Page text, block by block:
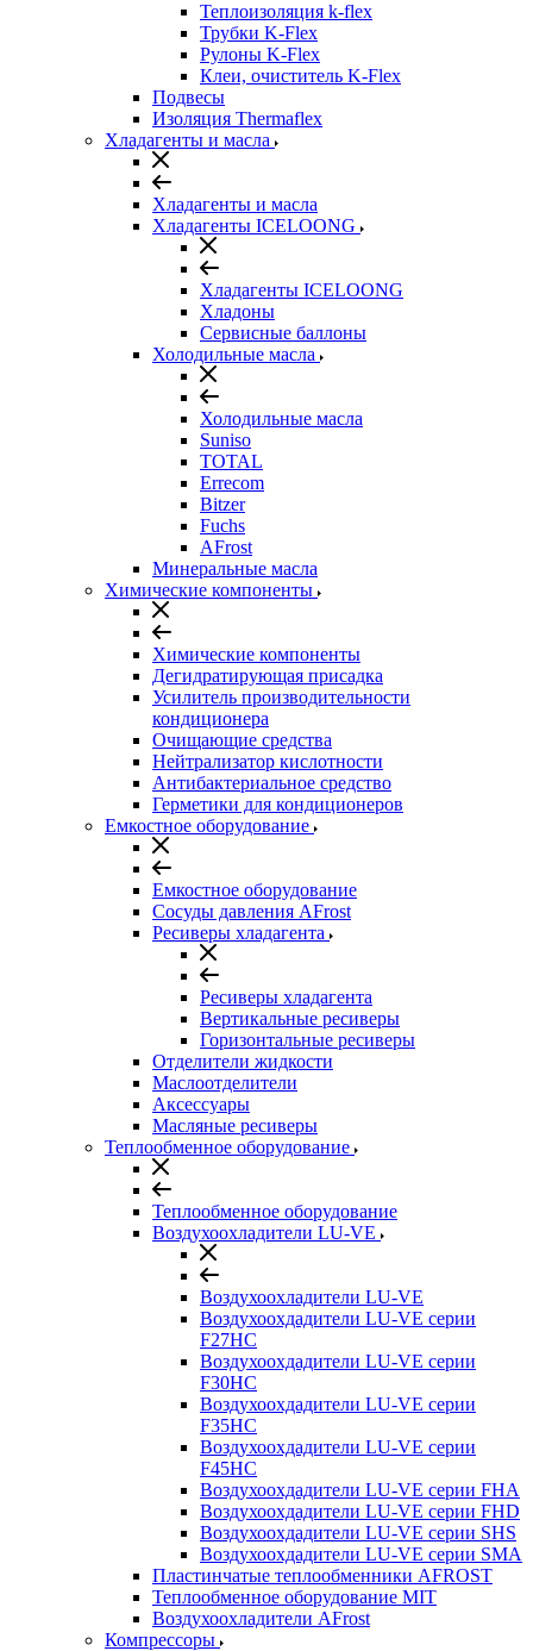
Теплоизоляция k-flex
Трубки K-Flex
Рулоны K-Flex
Клеи, очиститель K-Flex
Подвесы
Изоляция Thermaflex
Хладагенты и масла
Хладагенты и масла
Хладагенты ICELOONG
Хладагенты ICELOONG
Хладоны
Сервисные баллоны
Холодильные масла
Холодильные масла
Suniso
TOTAL
Errecom
Bitzer
Fuchs
AFrost
Минеральные масла
Химические компоненты
Химические компоненты
Дегидратирующая присадка
Усилитель производительности
кондиционера
Очищающие средства
Нейтрализатор кислотности
Антибактериальное средство
Герметики для кондиционеров
Емкостное оборудование
Емкостное оборудование
Сосуды давления AFrost
Ресиверы хладагента
Ресиверы хладагента
Вертикальные ресиверы
Горизонтальные ресиверы
Отделители жидкости
Маслоотделители
Аксессуары
Масляные ресиверы
Теплообменное оборудование
Теплообменное оборудование
Воздухоохладители LU-VE
Воздухоохладители LU-VE
Воздухоохдадители LU-VE серии
F27HC
Воздухоохдадители LU-VE серии
F30HC
Воздухоохдадители LU-VE серии
F35HC
Воздухоохдадители LU-VE серии
F45HC
Воздухоохдадители LU-VE серии FHA
Воздухоохдадители LU-VE серии FHD
Воздухоохдадители LU-VE серии SHS
Воздухоохдадители LU-VE серии SMA
Пластинчатые теплообменники AFROST
Теплообменное оборудование MIT
Воздухоохладители AFrost
Компрессоры